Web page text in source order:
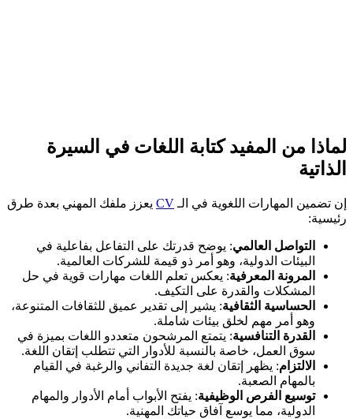
لماذا من المفيد كتابة اللغات في السيرة
الذاتية
إن تضمين المهارات اللغوية في الـ CV يعزز ملفك المهني بعدة طرق
رئيسية:
التواصل العالمي: يوضح قدرتك على التفاعل بفاعلية في
البيئات الدولية، وهو أمر ذو قيمة للشركات العالمية.
المرونة المعرفية: يعكس تعلم اللغات مهارات قوية في حل
المشكلات والقدرة على التكيف.
الحساسية الثقافية: يشير إلى تقدير عميق للثقافات المتنوعة،
وهو أمر مهم لخلق بيئات شاملة.
القدرة التنافسية: يتمتع المرشحون متعددو اللغات بميزة في
سوق العمل، خاصة بالنسبة للأدوار التي تتطلب إتقان اللغة.
الالتزام: يظهر إتقان لغة جديدة التفاني والرغبة في القيام
بالمهام الصعبة.
توسيع الفرص الوظيفية: يفتح الأبواب أمام الأدوار والمهام
الدولية، مما يوسع آفاق حياتك المهنية.